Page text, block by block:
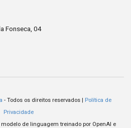
Fonseca, 04
- Todos os direitos reservados |
Política de
Privacidade
de linguagem treinado por OpenAI e